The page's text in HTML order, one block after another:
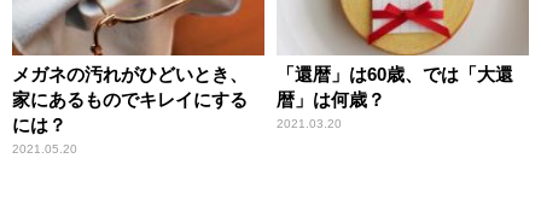
メガネの汚れがひどいとき、
家にあるものでキレイにする
には？
2021.05.20
「還暦」は60歳、では「大還
暦」は何歳？
2021.03.20